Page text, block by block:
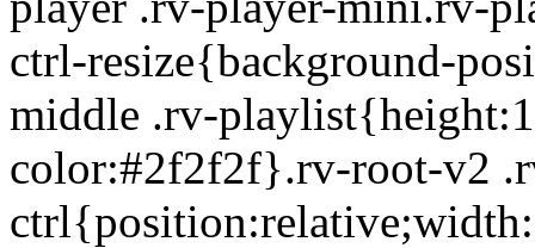
ctrl-resize{background-
middle .rv-
color:#2f2f2f}.rv-root-v2